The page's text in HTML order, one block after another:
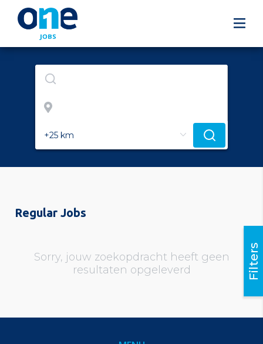
Filters
Regular Jobs
Sorry, jouw zoekopdracht heeft geen
resultaten opgeleverd